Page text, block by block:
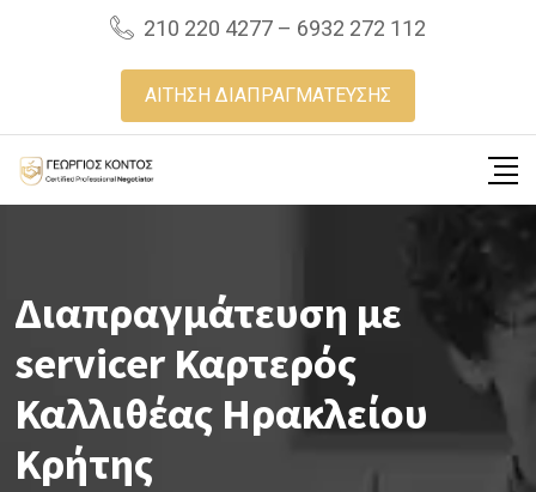
210 220 4277 – 6932 272 112
ΑΙΤΗΣΗ ΔΙΑΠΡΑΓΜΑΤΕΥΣΗΣ
Διαπραγμάτευση με
servicer Καρτερός
Καλλιθέας Ηρακλείου
Κρήτης